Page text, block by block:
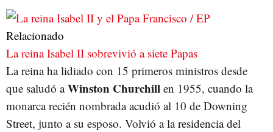
Relacionado
La reina Isabel II sobrevivió a siete Papas
La reina ha lidiado con 15 primeros ministros desde
que saludó aWinston Churchill en 1955, cuando la
monarca recién nombrada acudió al 10 de Downing
Street, junto a su esposo. Volvió a la residencia del